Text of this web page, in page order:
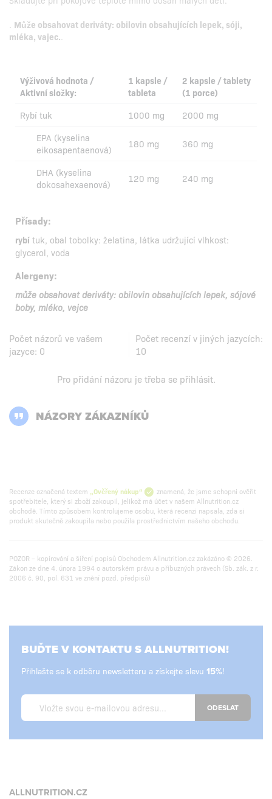
. Může obsahovat deriváty: obilovin obsahujících lepek, sóji,
mléka, vajec..
Výživová hodnota /
Aktivní složky:
1 kapsle /
tableta
2 kapsle / tablety
(1 porce)
Rybí tuk
1000 mg
2000 mg
EPA (kyselina
eikosapentaenová)
180 mg 360 mg
DHA (kyselina
dokosahexaenová)
120 mg 240 mg
Přísady:
rybí tuk, obal tobolky: želatina, látka udržující vlhkost:
glycerol, voda
Alergeny:
může obsahovat deriváty: obilovin obsahujících lepek, sójové
boby, mléko, vejce
Počet názorů ve vašem
jazyce: 0
Počet recenzí v jiných jazycích:
10
Pro přidání názoru je třeba se přihlásit.
NÁZORY ZÁKAZNÍKŮ
Recenze označená textem „Ověřený nákup“
znamená, že jsme schopni ověřit
spotřebitele, který si zboží zakoupil, jelikož má účet v našem Allnutrition.cz
obchodě. Tímto způsobem kontrolujeme osobu, která recenzi napsala, zda si
produkt skutečně zakoupila nebo použila prostřednictvím našeho obchodu.
POZOR – kopírování a šíření popisů Obchodem Allnutrition.cz zakázáno © 2026.
Zákon ze dne 4. února 1994 o autorském právu a příbuzných právech (Sb. zák. z r.
2006 č. 90, pol. 631 ve znění pozd. předpisů)
BUĎTE V KONTAKTU S ALLNUTRITION!
Přihlašte se k odběru newsletteru a získejte slevu !
ODESLAT
ALLNUTRITION.CZ